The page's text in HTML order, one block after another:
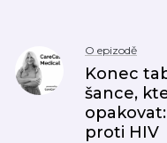
O epizodě
Konec
šance,
proti HIV